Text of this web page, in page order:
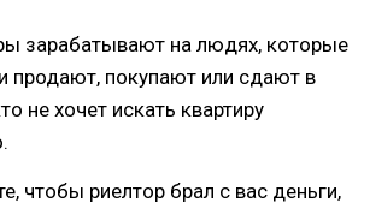
зарабатывают на людях, которые
продают, покупают или сдают в
не хочет искать квартиру
чтобы риелтор брал с вас деньги,